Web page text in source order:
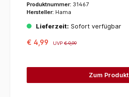
Produktnummer: 31467
Hersteller: Hama
Lieferzeit: Sofort verfügbar
€ 4,99 UVP€ 9,99
Zum Produkt